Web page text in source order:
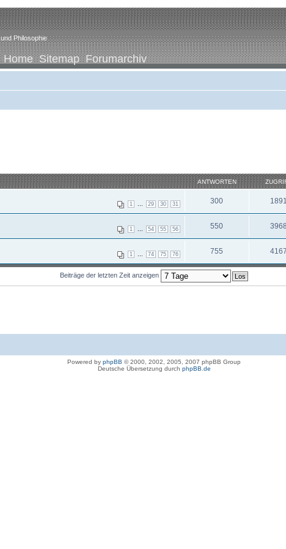
Philosophie
Home Sitemap Forumarchiv
ANTWORTEN
1 29 30 31 300
1 54 55 56 550
1 74 75 76 755
Beiträge der letzten Zeit anzeigen
Powered by phpBB © 2000, 2002, 2005, 2007 phpBB Group
Deutsche Übersetzung durch phpBB.de